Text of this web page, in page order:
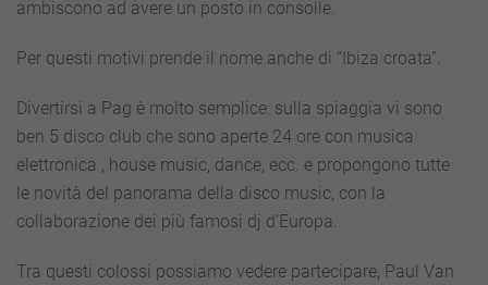
ambiscono ad avere un posto in consolle.
Per questi motivi prende il nome anche di “Ibiza croata”.
Divertirsi a Pag è molto semplice: sulla spiaggia vi sono
ben 5 disco club che sono aperte 24 ore con musica
elettronica , house music, dance, ecc. e propongono tutte
le novità del panorama della disco music, con la
collaborazione dei più famosi dj d’Europa.
Tra questi colossi possiamo vedere partecipare, Paul Van